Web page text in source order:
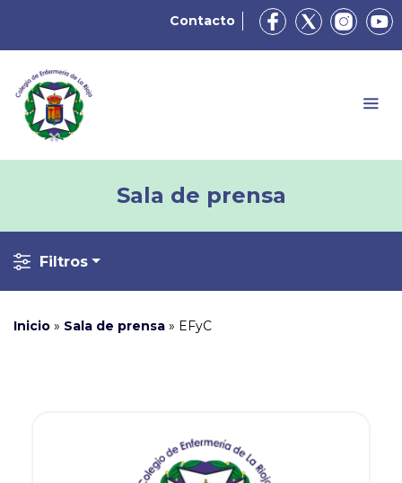
Contacto
Sala de prensa
Filtros
Inicio » Sala de prensa » EFyC